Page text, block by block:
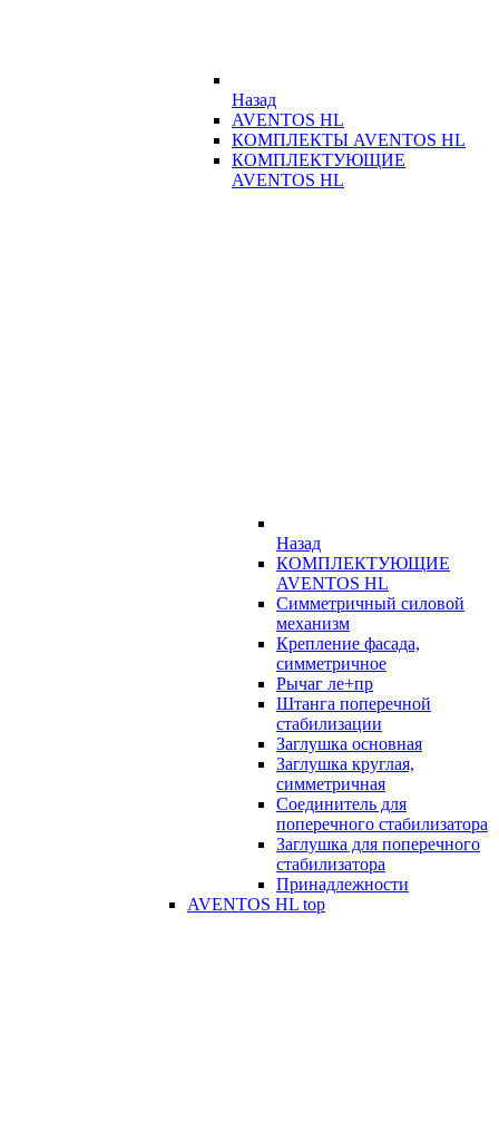
Назад
AVENTOS HL
КОМПЛЕКТЫ AVENTOS HL
КОМПЛЕКТУЮЩИЕ
AVENTOS HL
Назад
КОМПЛЕКТУЮЩИЕ
AVENTOS HL
Симметричный силовой
механизм
Крепление фасада,
симметричное
Рычаг ле+пр
Штанга поперечной
стабилизации
Заглушка основная
Заглушка круглая,
симметричная
Соединитель для
поперечного стабилизатора
Заглушка для поперечного
стабилизатора
Принадлежности
AVENTOS HL top